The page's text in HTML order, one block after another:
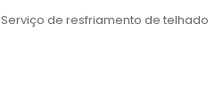
Serviço de resfriamento de telhado